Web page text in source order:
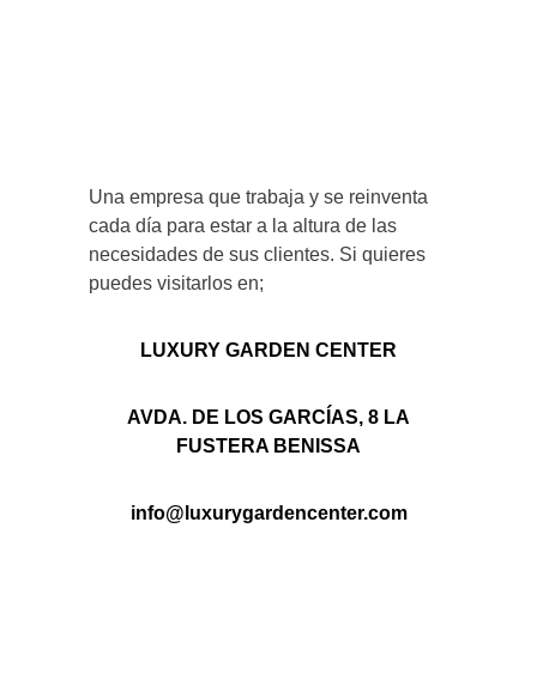
Una empresa que trabaja y se reinventa
cada día para estar a la altura de las
necesidades de sus clientes. Si quieres
puedes visitarlos en;
LUXURY GARDEN CENTER
AVDA. DE LOS GARCÍAS, 8 LA
FUSTERA BENISSA
info@luxurygardencenter.com